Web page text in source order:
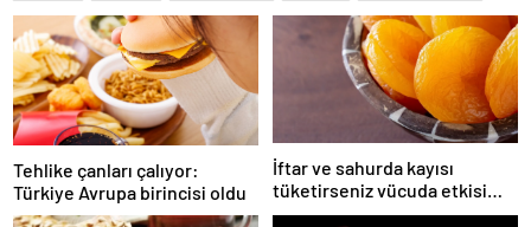
Tehlike çanları çalıyor:
Türkiye Avrupa birincisi oldu
İftar ve sahurda kayısı
tüketirseniz vücuda etkisi
inanılmaz